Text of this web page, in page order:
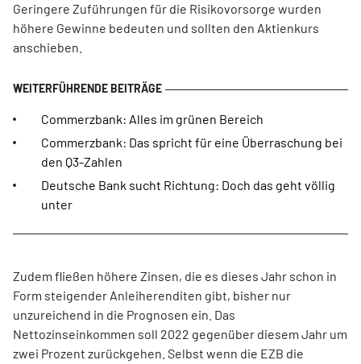
Geringere Zuführungen für die Risikovorsorge wurden
höhere Gewinne bedeuten und sollten den Aktienkurs
anschieben.
Commerzbank: Alles im grünen Bereich
Commerzbank: Das spricht für eine Überraschung bei
den Q3-Zahlen
Deutsche Bank sucht Richtung: Doch das geht völlig
unter
Zudem fließen höhere Zinsen, die es dieses Jahr schon in
Form steigender Anleiherenditen gibt, bisher nur
unzureichend in die Prognosen ein. Das
Nettozinseinkommen soll 2022 gegenüber diesem Jahr um
zwei Prozent zurückgehen. Selbst wenn die EZB die